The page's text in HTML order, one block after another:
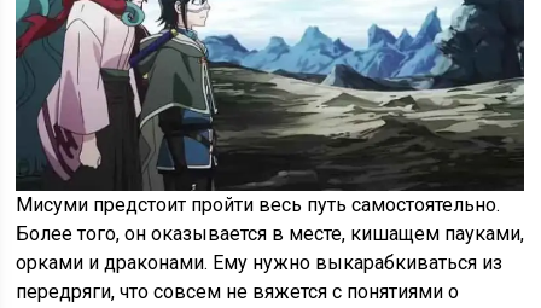
Мисуми предстоит пройти весь путь самостоятельно.
Более того, он оказывается в месте, кишащем пауками,
орками и драконами. Ему нужно выкарабкиваться из
передряги, что совсем не вяжется с понятиями о